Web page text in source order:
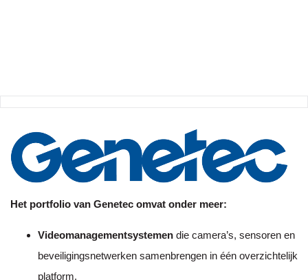
Het portfolio van Genetec omvat onder meer:
Videomanagementsystemen die camera’s, sensoren en
beveiligingsnetwerken samenbrengen in één overzichtelijk
platform.